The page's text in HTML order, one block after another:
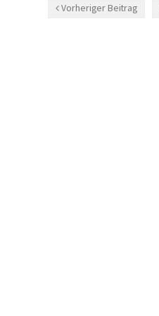
Vorheriger Beitrag